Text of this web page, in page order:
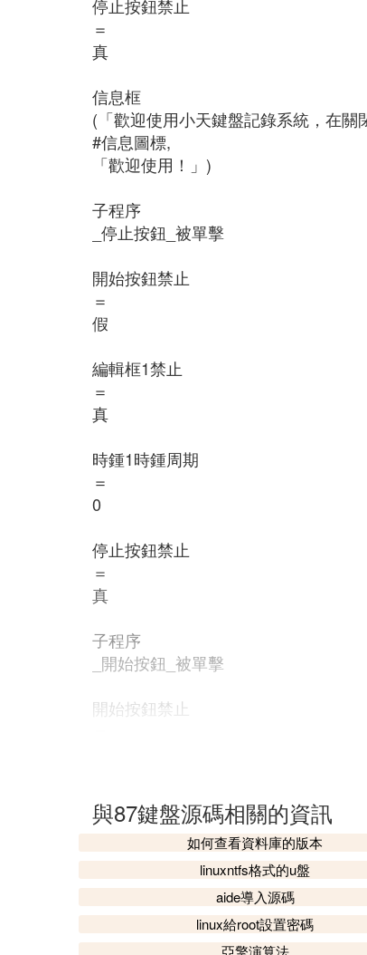
停止按鈕禁止
＝
真
信息框
(「歡迎使用小天鍵盤記錄系統，在
#信息圖標,
「歡迎使用！」)
子程序
_停止按鈕_被單擊
開始按鈕禁止
＝
假
編輯框1禁止
＝
真
時鍾1時鍾周期
＝
0
停止按鈕禁止
＝
真
子程序
_開始按鈕_被單擊
開始按鈕禁止
編輯框1禁止
＝
時鍾1時鍾周期
＝
50
與87鍵盤源碼相關的資訊
如何查看資料庫的版本
linuxntfs格式的u盤
aide導入源碼
linux給root設置密碼
亞擎演算法